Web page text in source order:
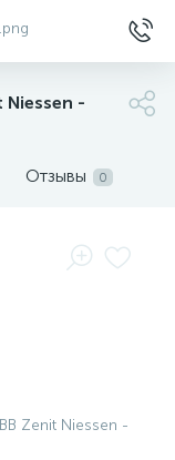
Niessen -
Отзывы 0